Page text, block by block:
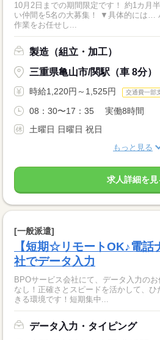
10月2日までの期間限定です！ 約1カ月
い仲間を5名の大募集！ ▼具体的には… パチスロ台を組み立てる 軽
作業をお任せし...
製造（組立・加工）
三重県亀山市/関駅（車 8分）
時給1,220円～1,525円 交通費一部
08：30〜17：35 実働8時間
土曜日 日曜日 祝日
もっと見る
求人詳細を見
[一般派遣]
【短期☆リモートOK♪電話
社でデータ入力
BPOサービス会社にて、データ入力の
なし！正確さとスピードを活かして、
きる環境です！短期集中...
データ入力・タイピング